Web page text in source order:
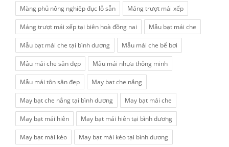
Màng phủ nông nghiệp đục lỗ sẵn Máng trượt mái xếp
Máng trượt mái xếp tại biên hoà đồng nai Mẫu bạt mái che
Mẫu bạt mái che tại bình dương Mẫu mái che bể bơi
Mẫu mái che sân đẹp Mẫu mái nhựa thông minh
Mẫu mái tôn sân đẹp May bạt che nắng
May bạt che nắng tại bình dương May bạt mái che
May bạt mái hiên May bạt mái hiên tại bình dương
May bạt mái kéo May bạt mái kéo tại bình dương